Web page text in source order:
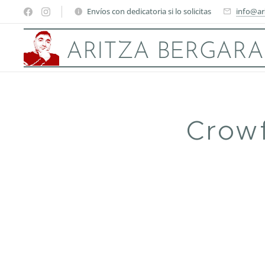
Envíos con dedicatoria si lo solicitas
ARITZA BERGARA